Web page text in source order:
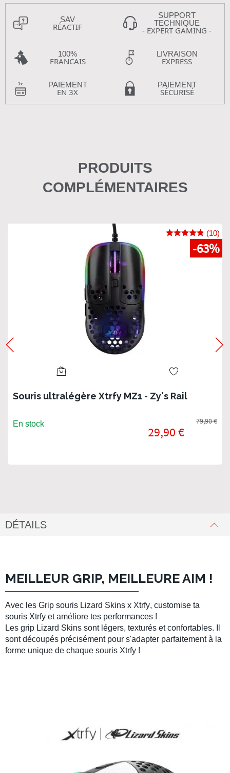
SAV
RÉACTIF
SUPPORT
TECHNIQUE
- EXPERT GAMING -
100%
FRANCAIS
LIVRAISON
EXPRESS
PAIEMENT
EN 3X
PAIEMENT
SÉCURISÉ
PRODUITS
COMPLÉMENTAIRES
-63%
Souris ultralégère Xtrfy MZ1 - Zy's Rail
(10)
En stock
29,90 €
79,90 €
DÉTAILS
MEILLEUR GRIP, MEILLEURE AIM !
Avec les Grip souris Lizard Skins x Xtrfy, customise ta
souris Xtrfy et améliore tes performances !
Les grip Lizard Skins sont légers, texturés et confortables. Il
sont découpés précisément pour s'adapter parfaitement à la
forme unique de chaque souris Xtrfy !